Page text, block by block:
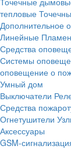
тепловые
Дополнительное
Линейные
Средства
Системы
оповещение о
Умный дом
Выключатели
Средства
Огнетушители
Аксессуары
GSM-